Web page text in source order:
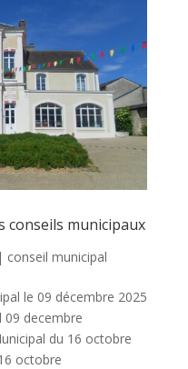
conseils municipaux
| conseil municipal
le 09 décembre 2025
09 decembre
du 16 octobre
octobre